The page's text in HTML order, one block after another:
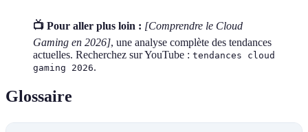
📺 Pour aller plus loin : [Comprendre le Cloud
Gaming en 2026], une analyse complète des tendances
actuelles. Recherchez sur YouTube : tendances cloud
gaming 2026.
Glossaire